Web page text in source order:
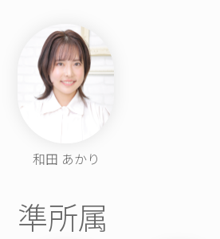
和田 あかり
準所属